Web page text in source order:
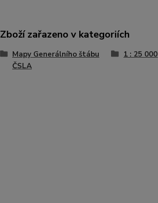
Zboží zařazeno v kategoriích
Mapy Generálního štábu
ČSLA
1 : 25 000